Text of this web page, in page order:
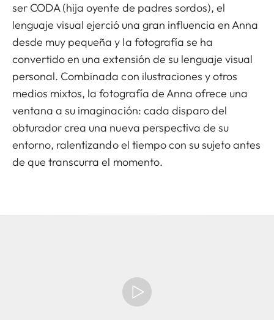
ser CODA (hija oyente de padres sordos), el
lenguaje visual ejerció una gran influencia en Anna
desde muy pequeña y la fotografía se ha
convertido en una extensión de su lenguaje visual
personal. Combinada con ilustraciones y otros
medios mixtos, la fotografía de Anna ofrece una
ventana a su imaginación: cada disparo del
obturador crea una nueva perspectiva de su
entorno, ralentizando el tiempo con su sujeto antes
de que transcurra el momento.